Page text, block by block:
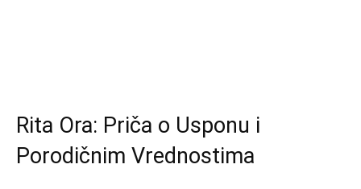
Rita Ora: Priča o Usponu i
Porodičnim Vrednostima